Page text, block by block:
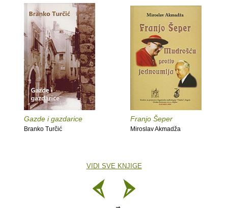
Gazde i gazdarice
Branko Turčić
Franjo Šeper
Miroslav Akmadža
VIDI SVE KNJIGE